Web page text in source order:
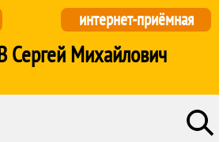
Михайлович
интернет-приёмная